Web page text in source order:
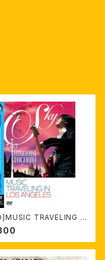
TRAVELING IN